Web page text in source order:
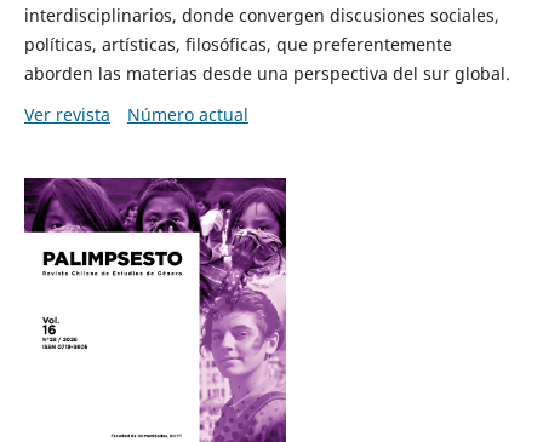
interdisciplinarios, donde convergen discusiones sociales,
políticas, artísticas, filosóficas, que preferentemente
aborden las materias desde una perspectiva del sur global.
Ver revista
Número actual